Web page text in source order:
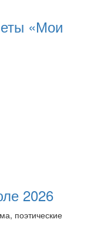
«Мои
2026
поэтические